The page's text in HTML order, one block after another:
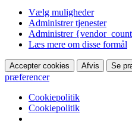
Vælg muligheder
Administrer tjenester
Administrer
Læs mere om disse formål
Accepter cookies Afvis Se
præferencer
Cookiepolitik
Cookiepolitik